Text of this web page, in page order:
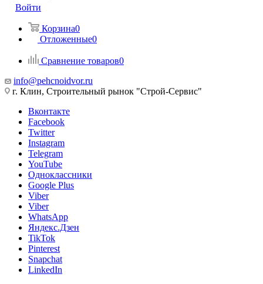
Войти
Корзина0
Отложенные0
Сравнение товаров0
info@pehcnoidvor.ru
г. Клин, Строительный рынок "Строй-Сервис"
Вконтакте
Facebook
Twitter
Instagram
Telegram
YouTube
Одноклассники
Google Plus
Viber
Viber
WhatsApp
Яндекс.Дзен
TikTok
Pinterest
Snapchat
LinkedIn